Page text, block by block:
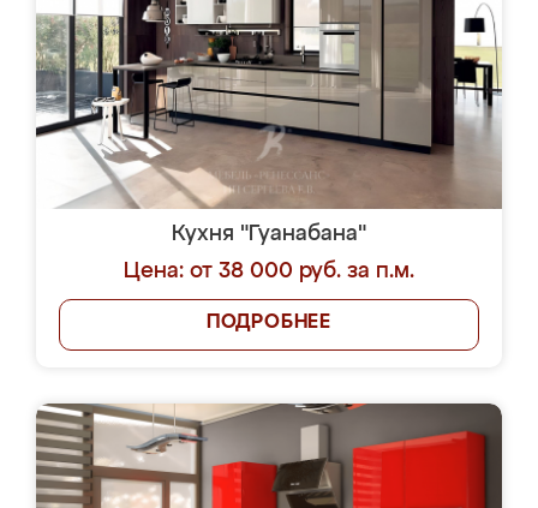
Кухня "Гуанабана"
Цена: от 38 000 руб. за п.м.
ПОДРОБНЕЕ